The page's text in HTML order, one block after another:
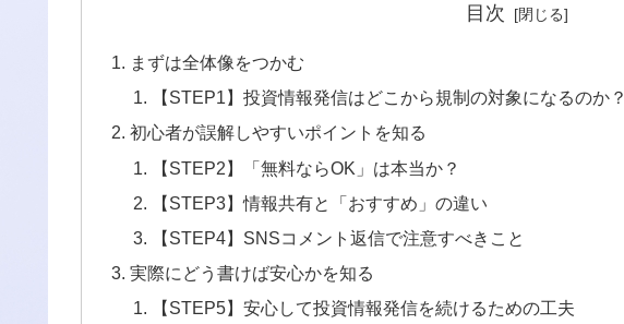
目次
まずは全体像をつかむ
【STEP1】投資情報発信はどこから規制の対象になるのか？
初心者が誤解しやすいポイントを知る
【STEP2】「無料ならOK」は本当か？
【STEP3】情報共有と「おすすめ」の違い
【STEP4】SNSコメント返信で注意すべきこと
実際にどう書けば安心かを知る
【STEP5】安心して投資情報発信を続けるための工夫